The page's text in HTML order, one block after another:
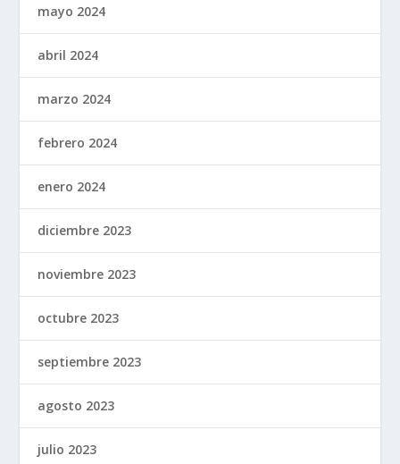
mayo 2024
abril 2024
marzo 2024
febrero 2024
enero 2024
diciembre 2023
noviembre 2023
octubre 2023
septiembre 2023
agosto 2023
julio 2023